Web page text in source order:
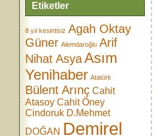
Etiketler
8 yıl kesintisiz Agah Oktay
Güner Alemdaroğlu Arif
Nihat AsyaAsım
Yenihaber Atatürk
Bülent Arınç Cahit
Atasoy Cahit Öney
Cindoruk D.Mehmet
DOĞAN Demirel